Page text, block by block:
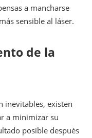
a mancharse
sensible al láser.
de la
inevitables, existen
a minimizar su
posible después